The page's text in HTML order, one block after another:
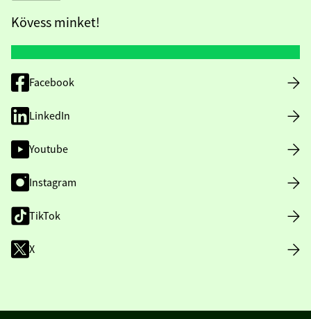
Kövess minket!
Facebook
LinkedIn
Youtube
Instagram
TikTok
X